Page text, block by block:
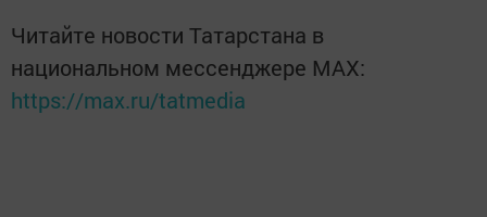
Читайте новости Татарстана в
национальном мессенджере MАХ:
https://max.ru/tatmedia